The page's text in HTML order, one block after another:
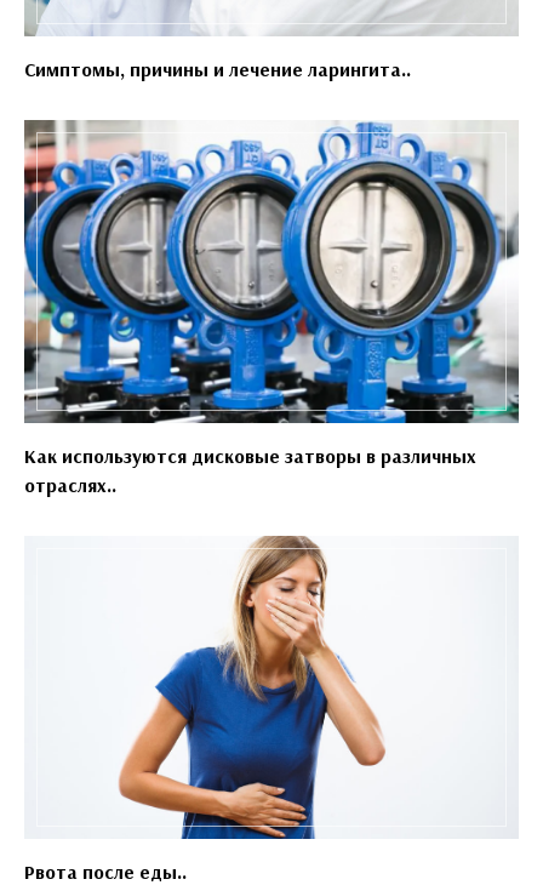
Симптомы, причины и лечение ларингита..
Как используются дисковые затворы в различных
отраслях..
Рвота после еды..